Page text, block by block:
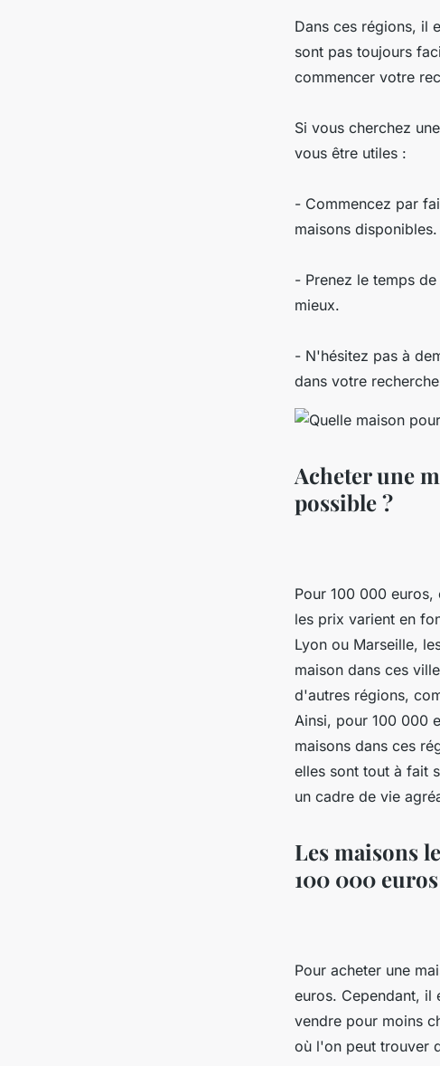
Dans ces régions, il
sont pas toujours
commencer votre
Si vous cherchez
vous être utiles :
- Commencez par
maisons disponibles.
- Prenez le temps
mieux.
- N'hésitez pas à
dans votre
Acheter une
possible ?
Pour 100 000
les prix varient en
Lyon ou Marseille,
maison dans ces
d'autres régions,
Ainsi, pour 100 000
maisons dans ces
elles sont tout à fait
un cadre de vie
Les maisons
100 000
Pour acheter une
euros. Cependant, il
vendre pour moins
où l'on peut trouver